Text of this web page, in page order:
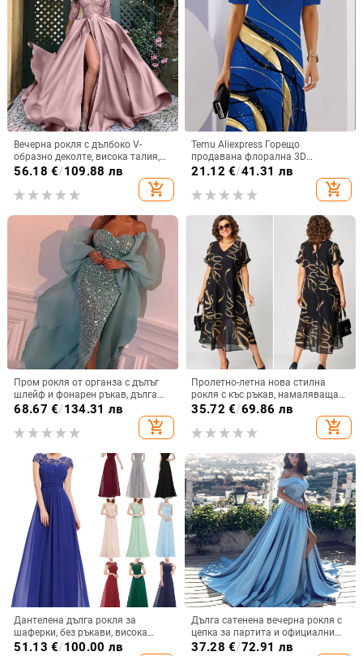
Вечерна рокля с дълбоко V-
образно деколте, висока талия,
дълги ръкави, малък шлейф,
56.18 €/109.88 лв
add_shopping_cart
Temu Aliexpress Горещо
продавана флорална 3D
дигитален печат модна
ежедневна широка дамска рокля
с кръгло деколте
21.12 €/41.31 лв
add_shopping_cart
Пром рокля от органза с дълъг
шлейф и фонарен ръкав, дълга
пола — Пролет 2024
68.67 €/134.31 лв
add_shopping_cart
Пролетно-летна нова стилна
рокля с къс ръкав, намаляваща
възрастта, за жени с големи
35.72 €/69.86 лв
add_shopping_cart
Дантелена дълга рокля за
шаферки, без ръкави, висока
талия, дълга вечерна рокля;
51.13 €/100.00 лв
Дълга сатенена вечерна рокля с
цепка за партита и официални
събития
37.28 €/72.91 лв